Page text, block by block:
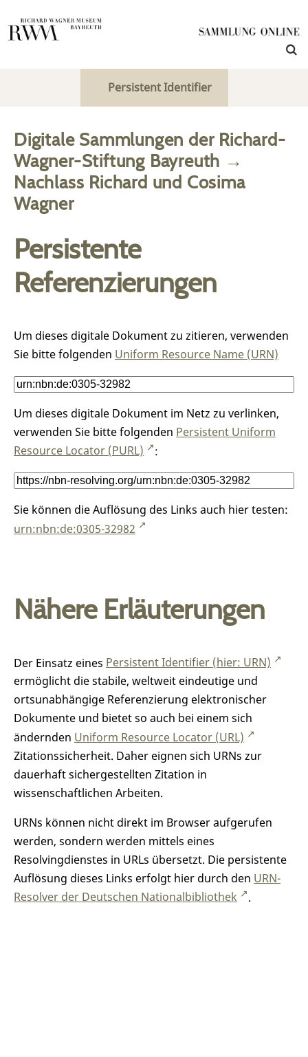
Persistent Identifier
Digitale Sammlungen der Richard-
Wagner-Stiftung Bayreuth →
Nachlass Richard und Cosima
Wagner
Persistente
Referenzierungen
Um dieses digitale Dokument zu zitieren, verwenden
Sie bitte folgenden Uniform Resource Name (URN)
Um dieses digitale Dokument im Netz zu verlinken,
verwenden Sie bitte folgenden Persistent Uniform
Resource Locator (PURL)
:
Sie können die Auflösung des Links auch hier testen:
urn:nbn:de:0305-32982
Nähere Erläuterungen
Der Einsatz eines Persistent Identifier (hier: URN)
ermöglicht die stabile, weltweit eindeutige und
ortsunabhängige Referenzierung elektronischer
Dokumente und bietet so auch bei einem sich
ändernden Uniform Resource Locator (URL)
Zitationssicherheit. Daher eignen sich URNs zur
dauerhaft sichergestellten Zitation in
wissenschaftlichen Arbeiten.
URNs können nicht direkt im Browser aufgerufen
werden, sondern werden mittels eines
Resolvingdienstes in URLs übersetzt. Die persistente
Auflösung dieses Links erfolgt hier durch den URN-
Resolver der Deutschen Nationalbibliothek
.